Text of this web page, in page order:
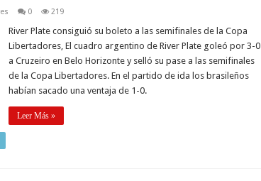
0 219
River Plate consiguió su boleto a las semifinales de la Copa
Libertadores, El cuadro argentino de River Plate goleó por 3-0
a Cruzeiro en Belo Horizonte y selló su pase a las semifinales
de la Copa Libertadores. En el partido de ida los brasileños
habían sacado una ventaja de 1-0.
Leer Más »